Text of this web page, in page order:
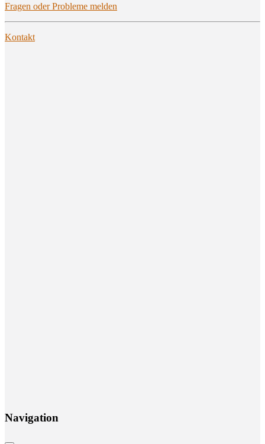
Fra­gen oder Pro­ble­me melden
Kon­takt
Navi­ga­ti­on